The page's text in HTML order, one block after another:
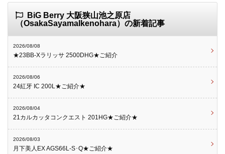
BiG Berry 大阪狭山池之原店
（OsakaSayamaIkenohara）の新着記事
2026/08/08
★23BB-Xラリッサ 2500DHG★ご紹介
2026/08/06
24紅牙 IC 200L★ご紹介★
2026/08/04
21カルカッタコンクエスト 201HG★ご紹介★
2026/08/03
月下美人EX AGS66L-S･Q★ご紹介★